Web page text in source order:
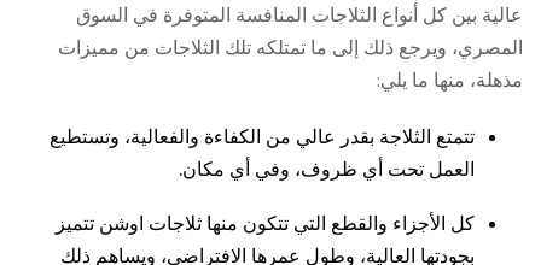
عالية بين كل أنواع الثلاجات المنافسة المتوفرة في السوق
المصري، ويرجع ذلك إلى ما تمتلكه تلك الثلاجات من مميزات
مذهلة، منها ما يلي:
تتمتع الثلاجة بقدر عالي من الكفاءة والفعالية، وتستطيع
العمل تحت أي ظروف، وفي أي مكان.
كل الأجزاء والقطع التي تتكون منها ثلاجات اوشن تتميز
بجودتها العالية، وطول عمرها الافتراضي، ويساهم ذلك